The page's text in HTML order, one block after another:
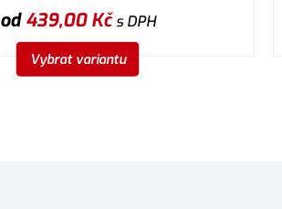
od439,00Kčs DPH
Vybrat variantu